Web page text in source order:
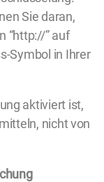
Sie daran,
“http://” auf
Symbol in Ihrer
aktiviert ist,
nicht von